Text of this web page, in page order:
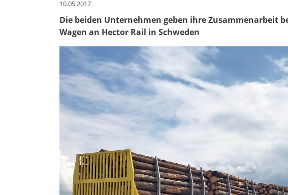
10.05.2017
Die beiden Unternehmen geben ihre Zusammenarbeit
Wagen an Hector Rail in Schweden